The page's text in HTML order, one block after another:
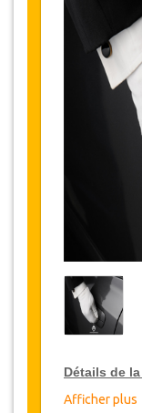
Détails de
Afficher plus